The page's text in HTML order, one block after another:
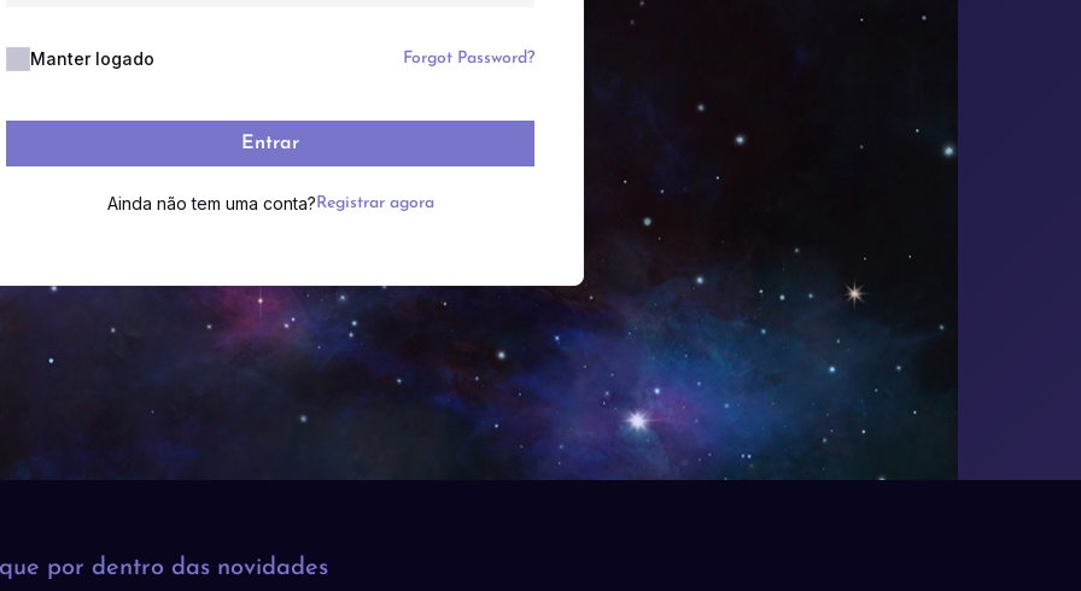
Manter logado Forgot Password?
Entrar
Ainda não tem uma conta? Registrar agora
por dentro das novidades